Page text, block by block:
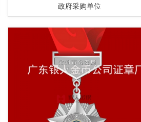
政府采购单位